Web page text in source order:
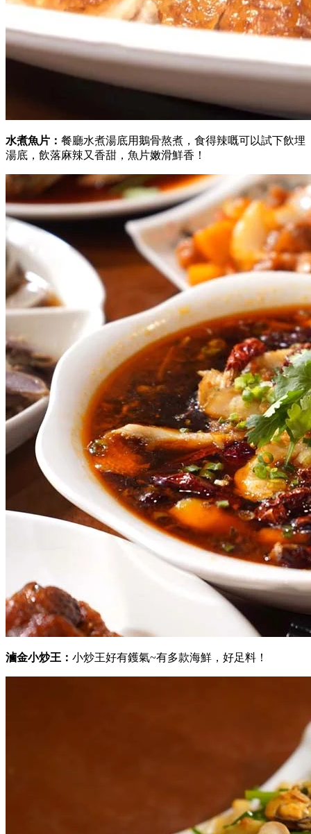
水煮魚片： 餐廳水煮湯底用鵝骨熬煮，食得辣嘅可以試下飲埋
湯底，飲落麻辣又香甜，魚片嫩滑鮮香！
滷金小炒王： 小炒王好有鑊氣~有多款海鮮，好足料！